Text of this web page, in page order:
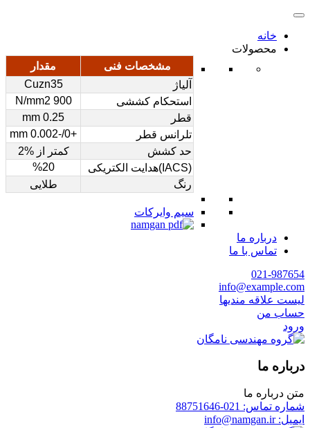
خانه
محصولات
مشخصات فنی
مقدار
آلیاژ
Cuzn35
استحکام کششی
900 N/mm2
قطر
0.25 mm
تلرانس قطر
+0/-0.002 mm
حد کشش
کمتر از %2
(IACS)هدایت الکتریکی
%20
رنگ
طلایی
سیم وایرکات
درباره ما
تماس با ما
021-987654
info@example.com
لیست علاقه مندیها
حساب من
ورود
درباره ما
متن درباره ما
شماره تماس: 021-88751646
ایمیل: info@namgan.ir